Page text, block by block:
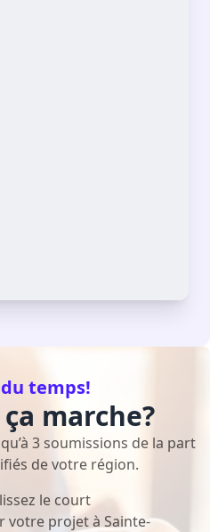
temps!
marche?
3 soumissions de la part
de votre région.
le court
votre projet à Sainte-